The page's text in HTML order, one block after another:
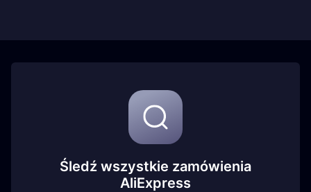
Śledź wszystkie zamówienia
AliExpress